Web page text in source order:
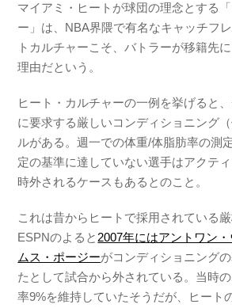
マイアミ・ヒートが球団の理念とする
ー」は、NBA界隈で有名なキャッチフ
トカルチャーこそ、バトラーが移籍先
理由だという。
ヒート・カルチャーの一例を挙げると
に要求する厳しいコンディショニング
ルがある。週一での体重/体脂肪率の測
定の基準に達していない選手はアクテ
時外されるケースもあるとのこと。
これは昔からヒートで採用されている厳
ESPNのよると 2007年にはアントワン
ムス・ポージーがコンディショニング
たとして試合から外されている。当時
率9%を維持していたそうだが、ヒート